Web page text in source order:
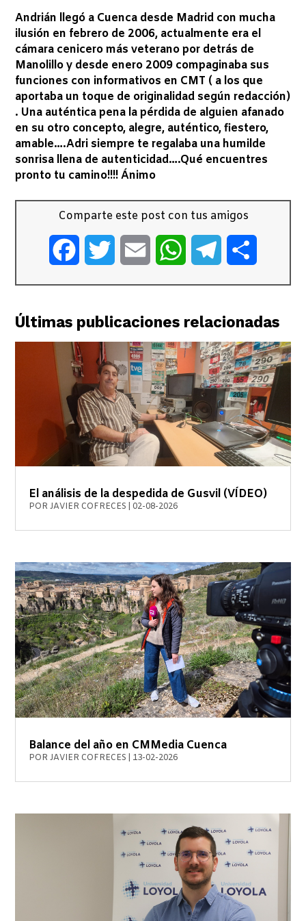
Andrián llegó a Cuenca desde Madrid con mucha
ilusión en febrero de 2006, actualmente era el
cámara cenicero más veterano por detrás de
Manolillo y desde enero 2009 compaginaba sus
funciones con informativos en CMT ( a los que
aportaba un toque de originalidad según redacción)
. Una auténtica pena la pérdida de alguien afanado
en su otro concepto, alegre, auténtico, fiestero,
amable….Adri siempre te regalaba una humilde
sonrisa llena de autenticidad….Qué encuentres
pronto tu camino!!!! Ánimo
Comparte este post con tus amigos
FacebookTwitter Email WhatsAppTelegram
Últimas publicaciones relacionadas
El análisis de la despedida de Gusvil (VÍDEO)
PORJAVIER COFRECES 02-08-2026
Balance del año en CMMedia Cuenca
PORJAVIER COFRECES 13-02-2026